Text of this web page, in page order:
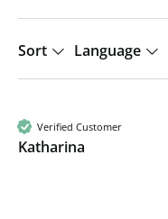
Sort Language
Verified Customer
Katharina